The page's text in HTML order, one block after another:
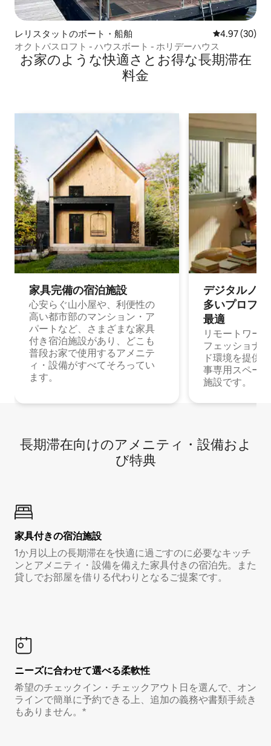
レリスタットのボート・船舶 レビュー30
4.97 (30)
オクトパスロフト - ハウスボート - ホリデーハウス
お家のような快⁠適⁠さ⁠とお⁠得⁠な長⁠期⁠滞⁠在
料⁠金
家具完備の宿⁠泊⁠施⁠設
心安らぐ山小屋や、利便性の
高い都市部のマンション・ア
パートなど、さまざまな家具
付き宿泊施設があり、どこも
普段お家で使用するアメニテ
ィ・設備がすべてそろってい
ます。
デジタルノ
多⁠いプ⁠ロ⁠フ⁠
最⁠適
リモートワー
フェッショナ
ド環境を提供
事専用スペー
施設です。
長期滞在向け⁠のア⁠メ⁠ニ⁠テ⁠ィ⁠・設⁠備⁠およ
び特⁠典
家具付き⁠の宿⁠泊⁠施⁠設
1か月以上の長期滞在を快適に過ごすのに必要なキッチ
ンとアメニティ・設備を備えた家具付きの宿泊先。また
貸しでお部屋を借りる代わりとなるご提案です。
ニーズに合わせて選べる柔軟性
希望のチェックイン・チェックアウト日を選んで、オン
ラインで簡単に予約できる上、追加の義務や書類手続き
もありません。*